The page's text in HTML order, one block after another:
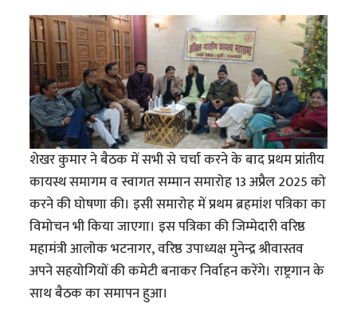
शेखर कुमार ने बैठक में सभी से चर्चा करने के बाद प्रथम प्रांतीय
कायस्थ समागम व स्वागत सम्मान समारोह 13 अप्रैल 2025 को
करने की घोषणा की। इसी समारोह में प्रथम ब्रहमांश पत्रिका का
विमोचन भी किया जाएगा। इस पत्रिका की जिम्मेदारी वरिष्ठ
महामंत्री आलोक भटनागर, वरिष्ठ उपाध्यक्ष मुनेन्द्र श्रीवास्तव
अपने सहयोगियों की कमेटी बनाकर निर्वाहन करेंगे। राष्ट्रगान के
साथ बैठक का समापन हुआ।